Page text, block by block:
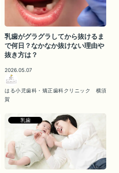
乳歯がグラグラしてから抜けるま
で何日？なかなか抜けない理由や
抜き方は？
2026.05.07
はる小児歯科・矯正歯科クリニック 横須
賀
乳歯